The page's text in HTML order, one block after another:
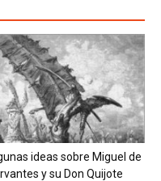
ideas sobre Miguel de
y su Don Quijote